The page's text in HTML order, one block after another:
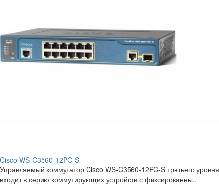
Cisco WS-C3560-12PC-S
Управляемый коммутатор Cisco WS-C3560-12PC-S третьего уровня
входит в серию коммутирующих устройств с фиксированны..